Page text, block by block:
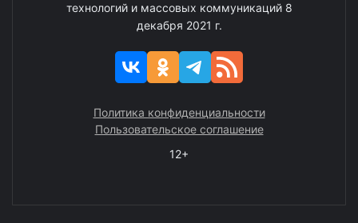
технологий и массовых коммуникаций 8
декабря 2021 г.
Политика конфиденциальности
Пользовательское соглашение
12+